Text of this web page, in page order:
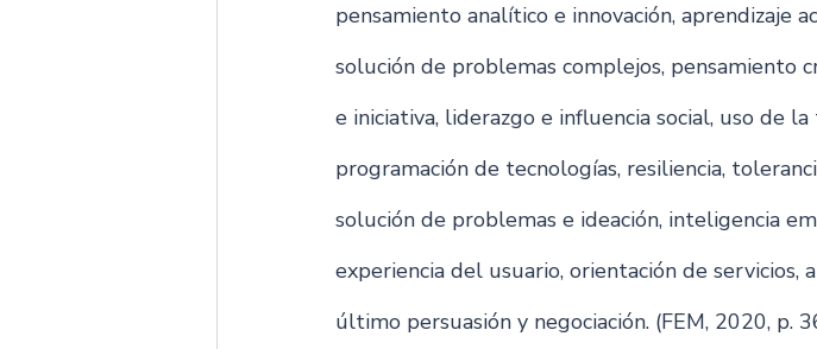
pensamiento analítico e innovación, aprendizaje
solución de problemas complejos, pensamiento
e iniciativa, liderazgo e influencia social, uso de
programación de tecnologías, resiliencia,
solución de problemas e ideación, inteligencia
experiencia del usuario, orientación de servicios,
último persuasión y negociación. (FEM, 2020, p.